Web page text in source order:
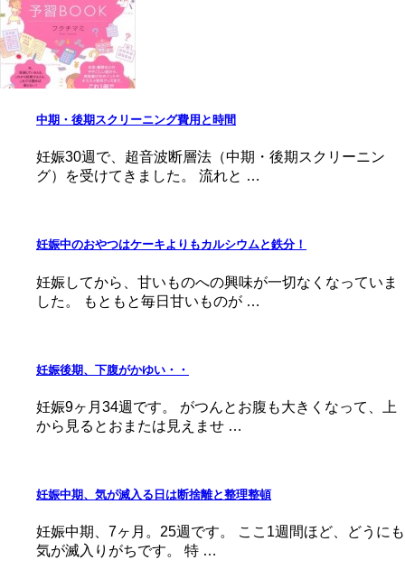
中期・後期スクリーニング費用と時間
妊娠30週で、超音波断層法（中期・後期スクリーニン
グ）を受けてきました。 流れと …
妊娠中のおやつはケーキよりもカルシウムと鉄分！
妊娠してから、甘いものへの興味が一切なくなっていま
した。 もともと毎日甘いものが …
妊娠後期、下腹がかゆい・・
妊娠9ヶ月34週です。 がつんとお腹も大きくなって、上
から見るとおまたは見えませ …
妊娠中期、気が滅入る日は断捨離と整理整頓
妊娠中期、7ヶ月。25週です。 ここ1週間ほど、どうにも
気が滅入りがちです。 特 …